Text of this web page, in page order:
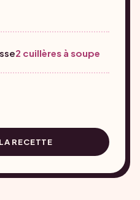
2 cuillères à soupe
RECETTE